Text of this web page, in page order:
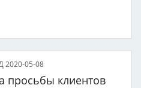
2020-05-08
просьбы клиентов